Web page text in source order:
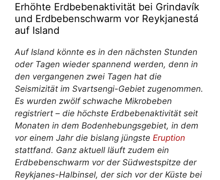
Erhöhte Erdbebenaktivität bei Grindavík
und Erdbebenschwarm vor Reykjanestá
auf Island
Auf Island könnte es in den nächsten Stunden
oder Tagen wieder spannend werden, denn in
den vergangenen zwei Tagen hat die
Seismizität im Svartsengi-Gebiet zugenommen.
Es wurden zwölf schwache Mikrobeben
registriert – die höchste Erdbebenaktivität seit
Monaten in dem Bodenhebungsgebiet, in dem
vor einem Jahr die bislang jüngste Eruption
stattfand. Ganz aktuell läuft zudem ein
Erdbebenschwarm vor der Südwestspitze der
Reykjanes-Halbinsel, der sich vor der Küste bei